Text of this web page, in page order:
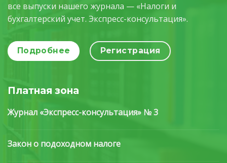
все выпуски нашего журнала — «Налоги и
бухгалтерский учет. Экспресс-консультация».
Подробнее Регистрация
Платная зона
Журнал «Экспресс-консультация» № 3
Закон о подоходном налоге